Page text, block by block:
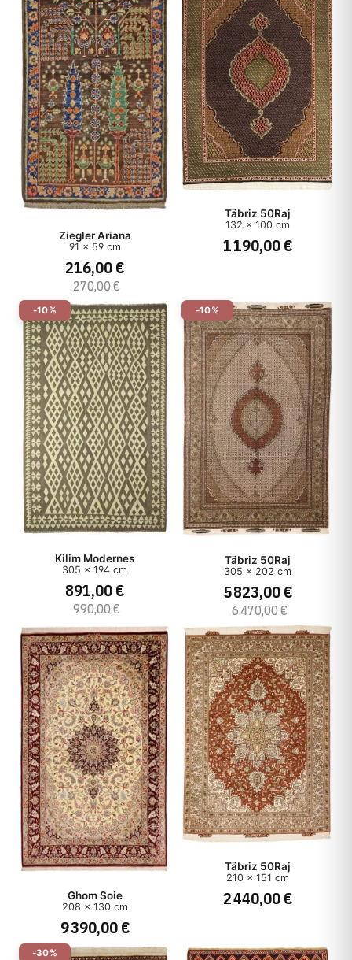
Forme
Fleur
Muster
Chaîne
Épaisseur
Style
Type
Prix
Ziegler Ariana
91 x 59 cm
216,00 €
270,00 €
Täbriz 50Raj
132 x 100 cm
1 190,00 €
-10%
Kilim Modernes
305 x 194 cm
891,00 €
990,00 €
-10%
Täbriz 50Raj
305 x 202 cm
5 823,00 €
6 470,00 €
Ghom Soie
208 x 130 cm
9 390,00 €
Täbriz 50Raj
210 x 151 cm
2 440,00 €
-30%